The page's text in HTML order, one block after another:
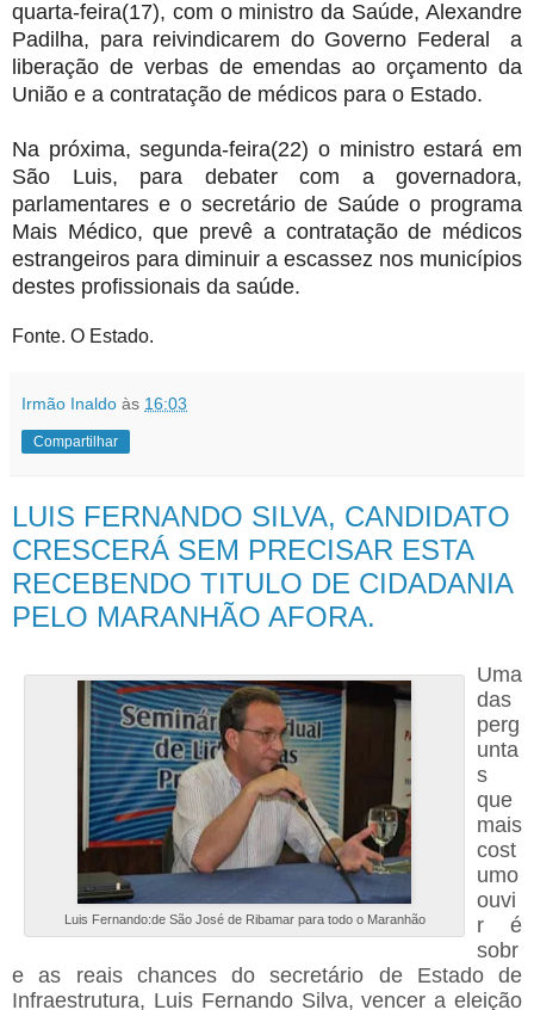
quarta-feira(17), com o ministro da Saúde, Alexandre
Padilha, para reivindicarem do Governo Federal a
liberação de verbas de emendas ao orçamento da
União e a contratação de médicos para o Estado.
Na próxima, segunda-feira(22) o ministro estará em
São Luis, para debater com a governadora,
parlamentares e o secretário de Saúde o programa
Mais Médico, que prevê a contratação de médicos
estrangeiros para diminuir a escassez nos municípios
destes profissionais da saúde.
Fonte. O Estado.
Irmão Inaldo às 16:03
Compartilhar
LUIS FERNANDO SILVA, CANDIDATO
CRESCERÁ SEM PRECISAR ESTA
RECEBENDO TITULO DE CIDADANIA
PELO MARANHÃO AFORA.
Luis Fernando:de São José de Ribamar para todo o Maranhão
Uma
das
perg
unta
s
que
mais
cost
umo
ouvi
r é
sobr
e as reais chances do secretário de Estado de
Infraestrutura, Luis Fernando Silva, vencer a eleição